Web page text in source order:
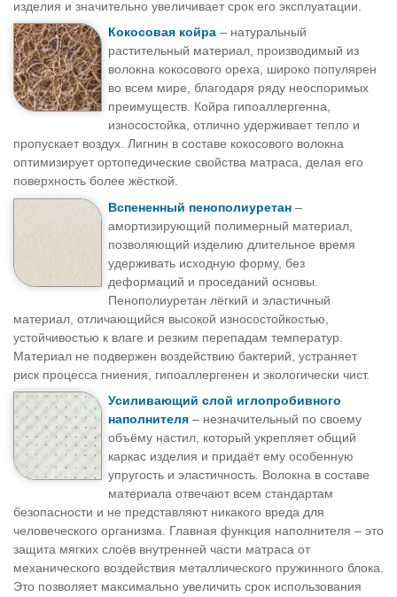
изделия и значительно увеличивает срок его эксплуатации.
Кокосовая койра – натуральный
растительный материал, производимый из
волокна кокосового ореха, широко популярен
во всем мире, благодаря ряду неоспоримых
преимуществ. Койра гипоаллергенна,
износостойка, отлично удерживает тепло и
пропускает воздух. Лигнин в составе кокосового волокна
оптимизирует ортопедические свойства матраса, делая его
поверхность более жёсткой.
Вспененный пенополиуретан –
амортизирующий полимерный материал,
позволяющий изделию длительное время
удерживать исходную форму, без
деформаций и проседаний основы.
Пенополиуретан лёгкий и эластичный
материал, отличающийся высокой износостойкостью,
устойчивостью к влаге и резким перепадам температур.
Материал не подвержен воздействию бактерий, устраняет
риск процесса гниения, гипоаллергенен и экологически чист.
Усиливающий слой иглопробивного
наполнителя – незначительный по своему
объёму настил, который укрепляет общий
каркас изделия и придаёт ему особенную
упругость и эластичность. Волокна в составе
материала отвечают всем стандартам
безопасности и не представляют никакого вреда для
человеческого организма. Главная функция наполнителя – это
защита мягких слоёв внутренней части матраса от
механического воздействия металлического пружинного блока.
Это позволяет максимально увеличить срок использования